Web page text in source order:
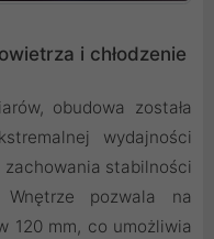
i chłodzenie
obudowa została
wydajności
stabilności
pozwala na
120 mm, co umożliwia